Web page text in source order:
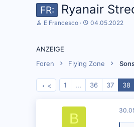
FR: Ryanair
S
r
e
*
i
E Francesco
D
S
a
r
04.05.2022
ANZEIGE
Foren
Flying Zone
< 1 ... 36 37 38
B